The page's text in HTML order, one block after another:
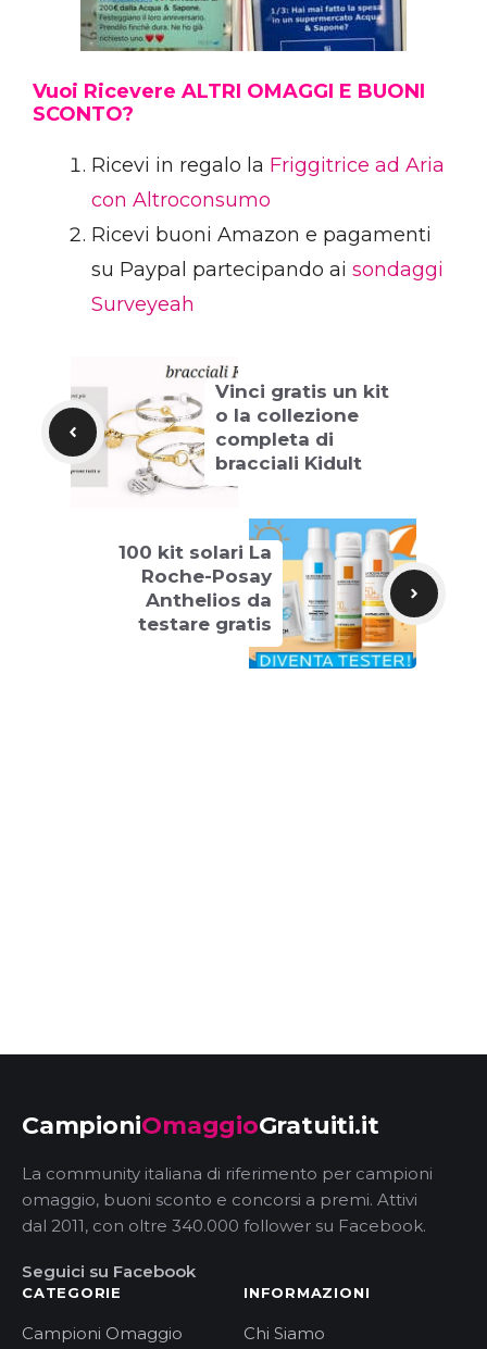
Vuoi Ricevere ALTRI OMAGGI E BUONI
SCONTO?
Ricevi in regalo la Friggitrice ad Aria
con Altroconsumo
Ricevi buoni Amazon e pagamenti
su Paypal partecipando ai sondaggi
Surveyeah
Vinci gratis un kit
o la collezione
completa di
bracciali Kidult
100 kit solari La
Roche-Posay
Anthelios da
testare gratis
CampioniOmaggioGratuiti.it
La community italiana di riferimento per campioni
omaggio, buoni sconto e concorsi a premi. Attivi
dal 2011, con oltre 340.000 follower su Facebook.
Seguici su Facebook
CATEGORIE
Campioni Omaggio
INFORMAZIONI
Chi Siamo